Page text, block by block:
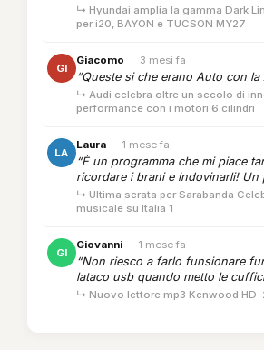
↳ Hyundai amplia la gamma Dark
per i20, BAYON e TUCSON MY27
GI
Giacomo · 3 mesi fa
“Queste si che erano Auto con la
↳ Audi celebra oltre un secolo di
performance con i motori 6 cilindri
LA
Laura · 1 mese fa
“È un programma che mi piace
ricordare i brani e indovinarli! Un
↳ Ultima serata per Sarabanda
musicale su Italia 1
GI
Giovanni · 1 mese fa
“Non riesco a farlo funsionare
lataco usb quando metto le
↳ Nuovo lettore mp3 Kenwood HD-